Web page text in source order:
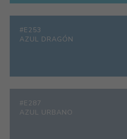
#E253
AZUL DRAGÓN
#E287
AZUL URBANO